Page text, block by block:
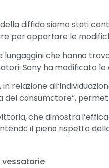
diffida siamo stati
per apportare le
lungaggini che hanno
Sony ha modificato
relazione
del consumatore”,
che dimostra
il pieno rispetto
vessatorie